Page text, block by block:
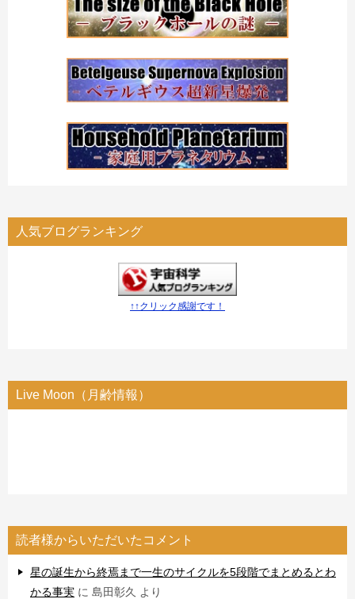
人気ブログランキング
↑↑クリック感謝です！
Live Moon（月齢情報）
読者様からいただいたコメント
星の誕生から終焉まで一生のサイクルを5段階でまとめるとわ
かる事実 に 島田彰久 より